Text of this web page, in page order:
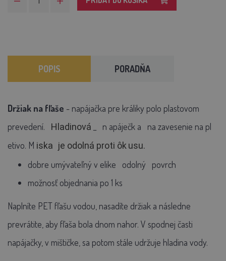
POPIS PORADŇA
Držiak na fľaše - napájačka pre králiky polo plastovom
prevedení.
Hladinová n apáječk a
na zavesenie na pl
etivo. M iska je odolná proti ôkusu.
dobre umývateľný v elike odolný
povrch
možnosť objednania po 1 ks
Naplníte PET fľašu vodou, nasadíte držiak a následne
prevrátite, aby fľaša bola dnom nahor. V spodnej časti
napájačky, v mištičke, sa potom stále udržuje hladina vody.